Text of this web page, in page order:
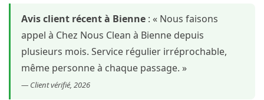
Avis client récent à Bienne : « Nous faisons
appel à Chez Nous Clean à Bienne depuis
plusieurs mois. Service régulier irréprochable,
même personne à chaque passage. »
— Client vérifié, 2026